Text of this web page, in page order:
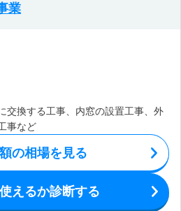
業
交換する工事、内窓の設置工事、外
事など
の相場を見る
えるか診断する